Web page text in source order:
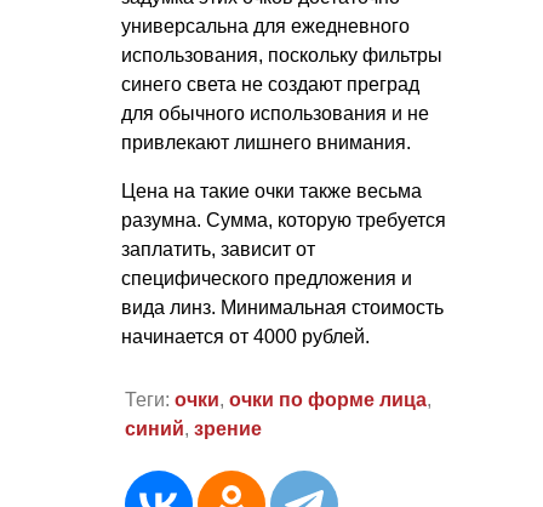
универсальна для ежедневного
использования, поскольку фильтры
синего света не создают преград
для обычного использования и не
привлекают лишнего внимания.
Цена на такие очки также весьма
разумна. Сумма, которую требуется
заплатить, зависит от
специфического предложения и
вида линз. Минимальная стоимость
начинается от 4000 рублей.
Теги: очки, очки по форме лица,
синий, зрение